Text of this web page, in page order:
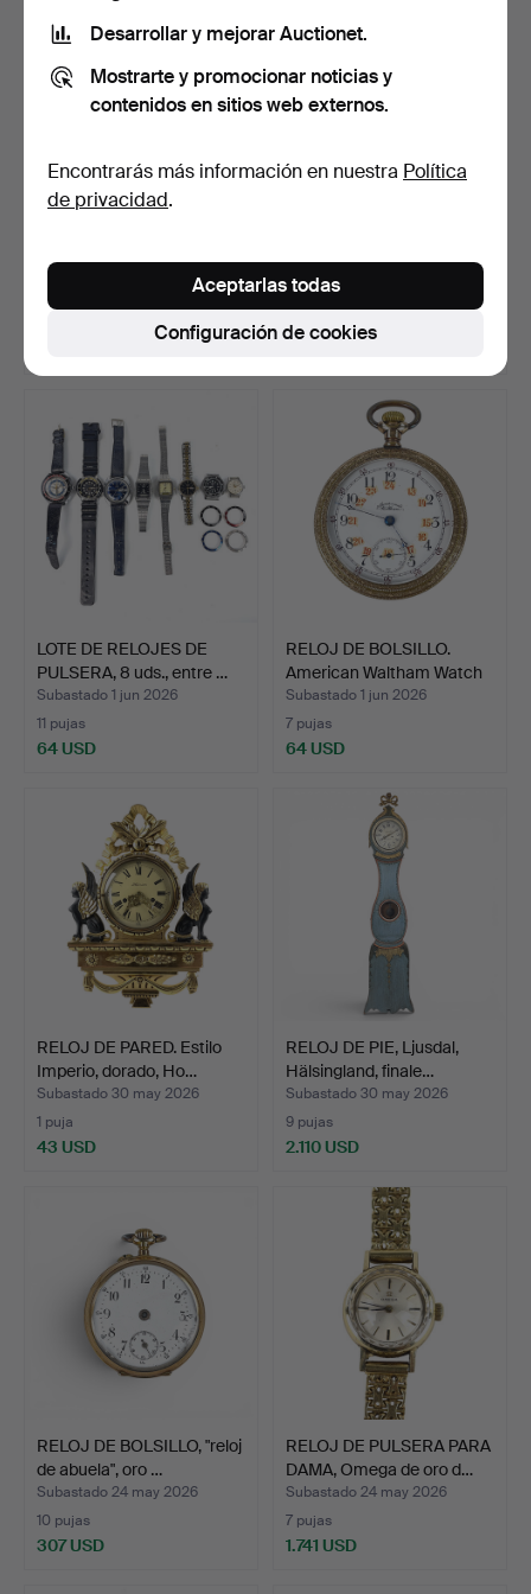
Westerstrand, Suec…
cuarzo, "Pendel", d…
Subastado 4 jun 2026
5 pujas
LOTE DE RELOJES DE
PULSERA, 8 uds., entre …
Subastado 1 jun 2026
11 pujas
64 USD
RELOJ DE BOLSILLO.
American Waltham Watch
…
Subastado 1 jun 2026
7 pujas
64 USD
RELOJ DE PARED. Estilo
Imperio, dorado, Ho…
Subastado 30 may 2026
1 puja
43 USD
RELOJ DE PIE, Ljusdal,
Hälsingland, finale…
Subastado 30 may 2026
9 pujas
2.110 USD
RELOJ DE BOLSILLO, "reloj
de abuela", oro …
Subastado 24 may 2026
10 pujas
307 USD
RELOJ DE PULSERA PARA
DAMA, Omega de oro d…
Subastado 24 may 2026
7 pujas
1.741 USD
Desarrollar y mejorar Auctionet.
Mostrarte y promocionar noticias y
contenidos en sitios web externos.
Encontrarás más información en nuestra Política
de privacidad.
Configuración de cookies
Aceptarlas todas